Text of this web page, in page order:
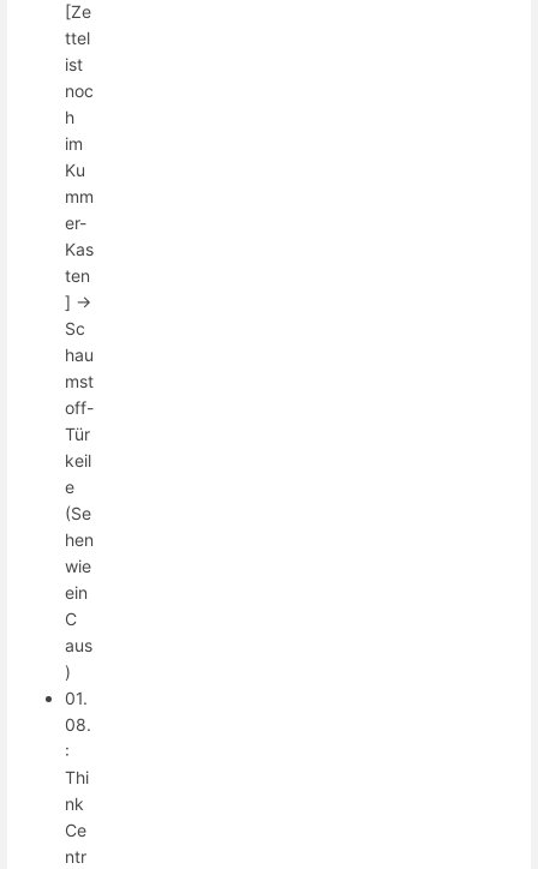
[Ze
ttel
ist
noc
h
im
Ku
mm
er-
Kas
ten
] ->
Sc
hau
mst
off-
Tür
keil
e
(Se
hen
wie
ein
C
aus
)
01.
08.
:
Thi
nk
Ce
ntr